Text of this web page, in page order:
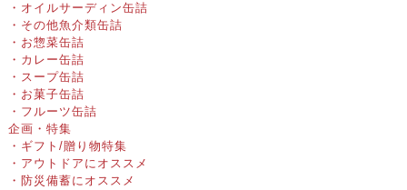
・オイルサーディン缶詰
・その他魚介類缶詰
・お惣菜缶詰
・カレー缶詰
・スープ缶詰
・お菓子缶詰
・フルーツ缶詰
企画・特集
・ギフト/贈り物特集
・アウトドアにオススメ
・防災備蓄にオススメ